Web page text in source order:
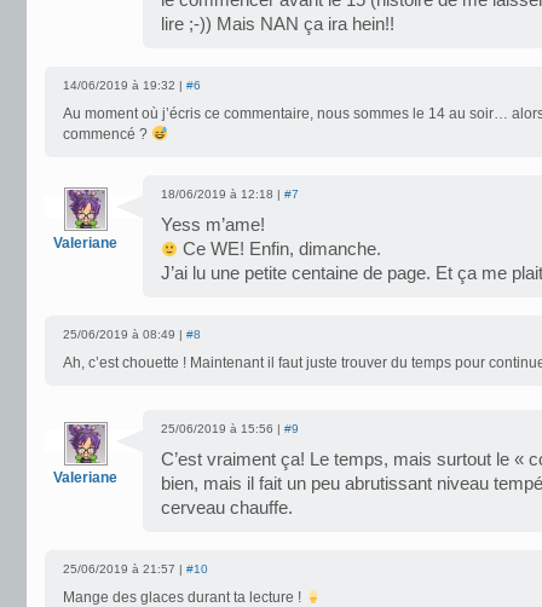
lire ;-)) Mais NAN ça ira hein!!
14/06/2019 à 19:32 | #6
Au moment où j’écris ce commentaire, nous sommes le 14 au soir…
commencé ?
Valeriane
18/06/2019 à 12:18 | #7
Yess m’ame!
Ce WE! Enfin, dimanche.
J’ai lu une petite centaine de page. Et ça me
25/06/2019 à 08:49 | #8
Ah, c’est chouette ! Maintenant il faut juste trouver du temps pour
Valeriane
25/06/2019 à 15:56 | #9
C’est vraiment ça! Le temps, mais surtout le «
bien, mais il fait un peu abrutissant niveau
cerveau chauffe.
25/06/2019 à 21:57 | #10
Mange des glaces durant ta lecture !